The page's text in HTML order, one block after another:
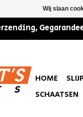
HOME
SCHAATSEN
Wij slaan